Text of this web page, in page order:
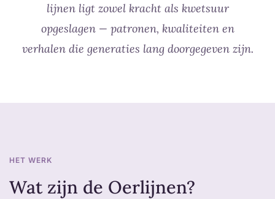
lijnen ligt zowel kracht als kwetsuur
opgeslagen — patronen, kwaliteiten en
verhalen die generaties lang doorgegeven zijn.
HET WERK
Wat zijn de Oerlijnen?